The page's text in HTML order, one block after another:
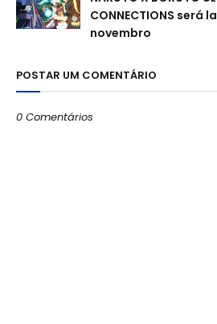
CONNECTIONS será
novembro
POSTAR UM COMENTÁRIO
0 Comentários